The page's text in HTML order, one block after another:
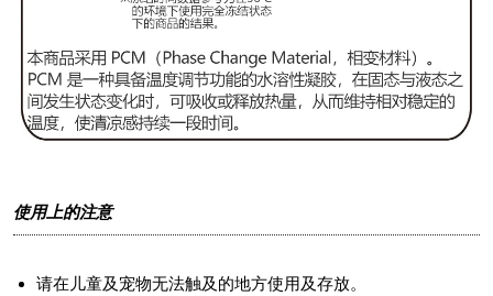
使用上的注意
请在儿童及宠物无法触及的地方使用及存放。